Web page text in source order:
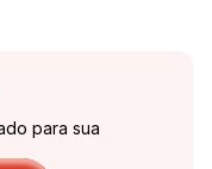
para sua